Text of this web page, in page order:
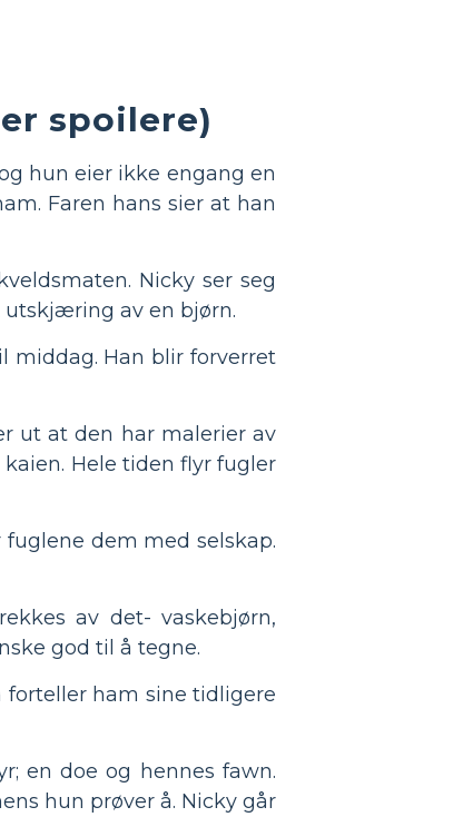
spoilere)
hun eier ikke engang en
Faren hans sier at han
Nicky ser seg
utskjæring av en bjørn.
middag. Han blir forverret
ut at den har malerier av
Hele tiden flyr fugler
dem med selskap.
av det- vaskebjørn,
god til å tegne.
forteller ham sine tidligere
en doe og hennes fawn.
hun prøver å. Nicky går